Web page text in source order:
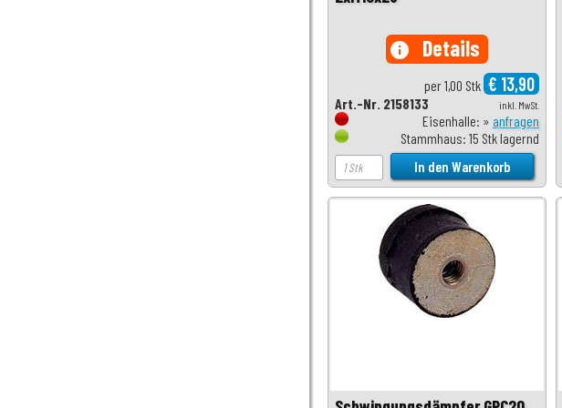
info Details
per 1,00 Stk € 13,90
inkl. MwSt.
Art.-Nr. 2158133
Eisenhalle: » anfragen
Stammhaus: 15 Stk lagernd